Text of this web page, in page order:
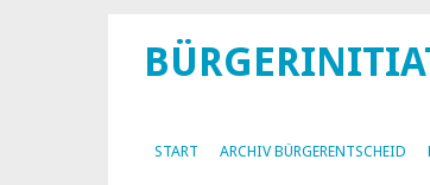
START ARCHIV BÜRGERENTSCHEID